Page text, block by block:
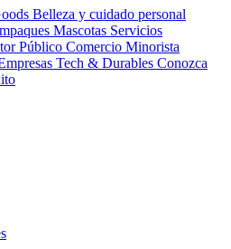
Belleza y cuidado personal
Mascotas Servicios
Público Comercio Minorista
Tech & Durables Conozca